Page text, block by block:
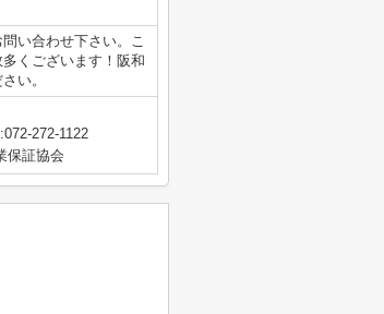
い合わせ下さい。こ
くございます！阪和
い。
272-1122
保証協会